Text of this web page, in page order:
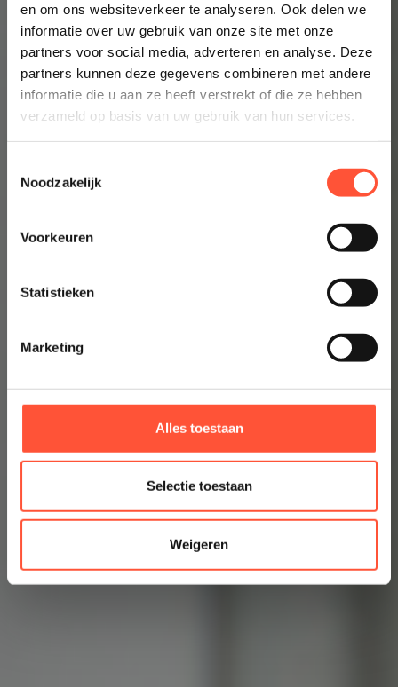
en om ons websiteverkeer te analyseren. Ook delen we
informatie over uw gebruik van onze site met onze
partners voor social media, adverteren en analyse. Deze
partners kunnen deze gegevens combineren met andere
informatie die u aan ze heeft verstrekt of die ze hebben
verzameld op basis van uw gebruik van hun services.
Noodzakelijk
Voorkeuren
Statistieken
Marketing
Alles toestaan
Selectie toestaan
Weigeren